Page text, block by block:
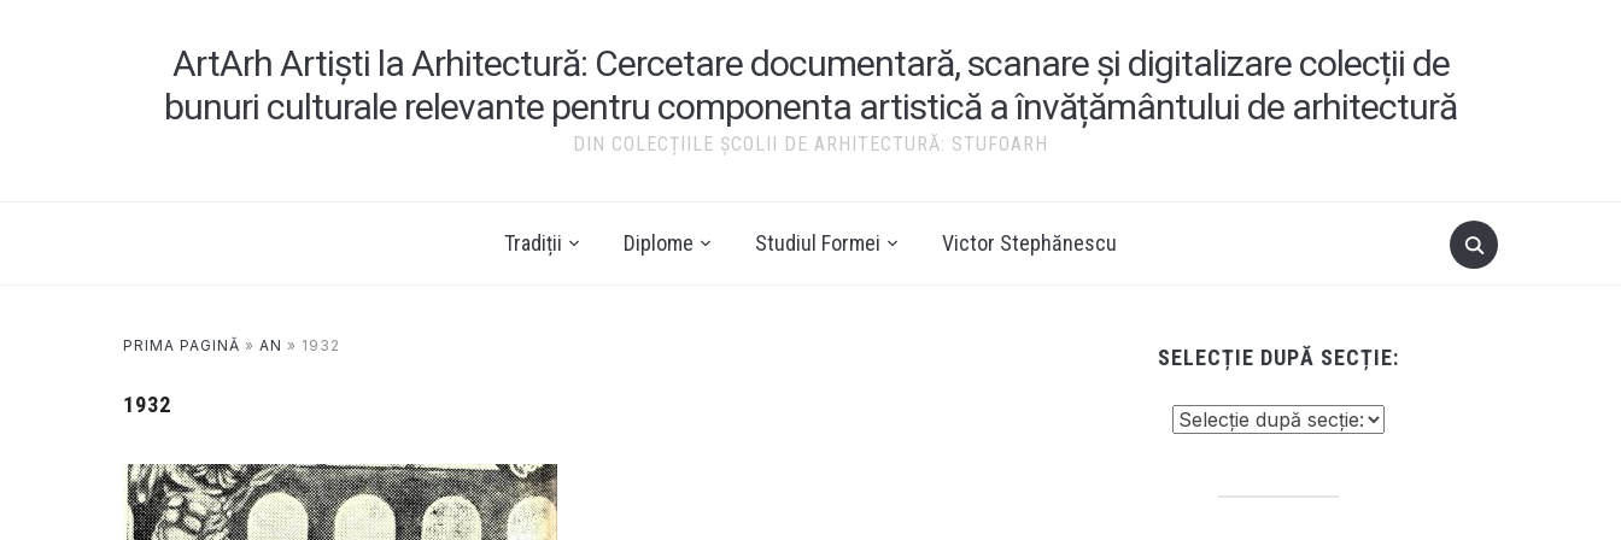
ArtArh Artiști la Arhitectură: Cercetare documentară, scanare și digitalizare colecții de
bunuri culturale relevante pentru componenta artistică a învățământului de arhitectură
DIN COLECȚIILE ȘCOLII DE ARHITECTURĂ: STUFOARH
Tradiții Diplome Studiul Formei Victor Stephănescu
PRIMA PAGINĂ » AN » 1932
1932
SELECȚIE DUPĂ SECȚIE: